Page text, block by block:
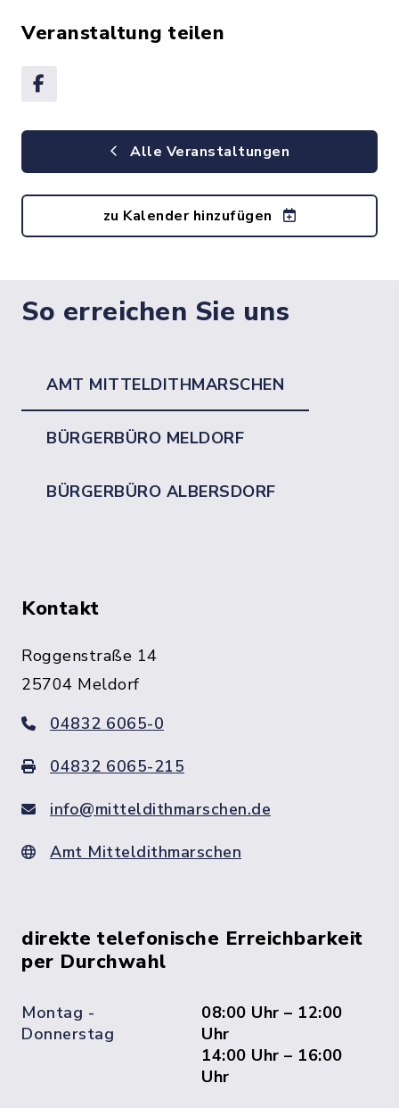
Veranstaltung teilen
Alle Veranstaltungen
zu Kalender hinzufügen
So erreichen Sie uns
AMT MITTELDITHMARSCHEN
BÜRGERBÜRO MELDORF
BÜRGERBÜRO ALBERSDORF
Kontakt
Roggenstraße 14
25704 Meldorf
04832 6065-0
04832 6065-215
info@mitteldithmarschen.de
Amt Mitteldithmarschen
direkte telefonische Erreichbarkeit
per Durchwahl
Montag -
Donnerstag
08:00 Uhr – 12:00
Uhr
14:00 Uhr – 16:00
Uhr